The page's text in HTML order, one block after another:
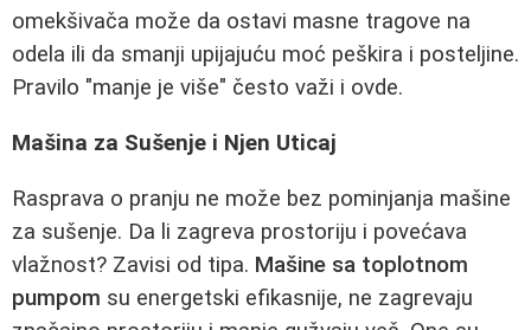
omekšivača može da ostavi masne tragove na
odela ili da smanji upijajuću moć peškira i posteljine.
Pravilo "manje je više" često važi i ovde.
Mašina za Sušenje i Njen Uticaj
Rasprava o pranju ne može bez pominjanja mašine
za sušenje. Da li zagreva prostoriju i povećava
vlažnost? Zavisi od tipa. Mašine sa toplotnom
pumpom su energetski efikasnije, ne zagrevaju